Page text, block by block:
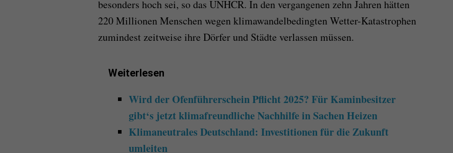
besonders hoch sei, so das UNHCR. In den vergangenen zehn Jahren hätten
220 Millionen Menschen wegen klimawandelbedingten Wetter-Katastrophen
zumindest zeitweise ihre Dörfer und Städte verlassen müssen.
Weiterlesen
Wird der Ofenführerschein Pflicht 2025? Für Kaminbesitzer
gibt‘s jetzt klimafreundliche Nachhilfe in Sachen Heizen
Klimaneutrales Deutschland: Investitionen für die Zukunft
umleiten